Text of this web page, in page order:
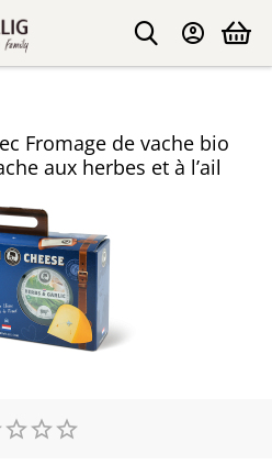
Fromage de vache bio
aux herbes et à l’ail